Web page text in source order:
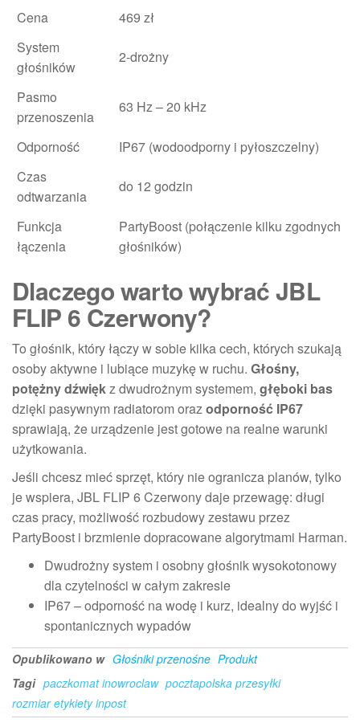
Cena
469 zł
System
głośników
2-drożny
Pasmo
przenoszenia
63 Hz – 20 kHz
Odporność
IP67 (wodoodporny i pyłoszczelny)
Czas
odtwarzania
do 12 godzin
Funkcja
łączenia
PartyBoost (połączenie kilku zgodnych
głośników)
Dlaczego warto wybrać JBL
FLIP 6 Czerwony?
To głośnik, który łączy w sobie kilka cech, których szukają
osoby aktywne i lubiące muzykę w ruchu. Głośny,
potężny dźwiękz dwudrożnym systemem, głęboki bas
dzięki pasywnym radiatorom orazodporność IP67
sprawiają, że urządzenie jest gotowe na realne warunki
użytkowania.
Jeśli chcesz mieć sprzęt, który nie ogranicza planów, tylko
je wspiera, JBL FLIP 6 Czerwony daje przewagę: długi
czas pracy, możliwość rozbudowy zestawu przez
PartyBoost i brzmienie dopracowane algorytmami Harman.
Dwudrożny system i osobny głośnik wysokotonowy
dla czytelności w całym zakresie
IP67 – odporność na wodę i kurz, idealny do wyjść i
spontanicznych wypadów
Opublikowano w Głośniki przenośne Produkt
Tagi paczkomat inowroclaw pocztapolska przesyłki
rozmiar etykiety inpost